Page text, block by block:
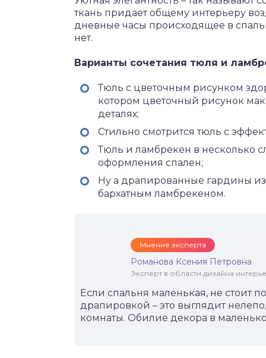
ткань придает общему интерьеру
дневные часы происходящее в
нет.
Варианты сочетания тюля и
Тюль с цветочным рисунком
котором цветочный рисунок
деталях;
Стильно смотрится тюль с
Тюль и ламбрекен в несколько
оформления спален;
Ну а драпированные гардины
бархатным ламбрекеном.
Мнение эксперта
Романова Ксения Петровна
Эксперт в области дизайна
Если спальня маленькая, не стоит
драпировкой – это выглядит
комнаты. Обилие декора в